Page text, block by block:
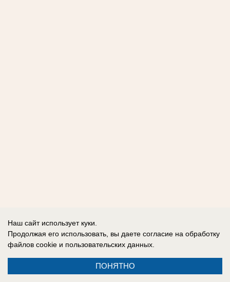
Наш сайт использует куки.
Продолжая его использовать, вы даете согласие на обработку
файлов cookie и пользовательских данных.
ПОНЯТНО